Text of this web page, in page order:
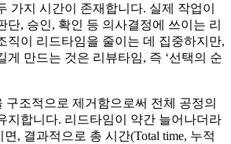
가지 시간이 존재합니다. 실제 작업이
단, 승인, 확인 등 의사결정에 쓰이는 리
직이 리드타임을 줄이는 데 집중하지만,
게 만드는 것은 리뷰타임, 즉 ‘선택의 순
구조적으로 제거함으로써 전체 공정의
지합니다. 리드타임이 약간 늘어나더라
, 결과적으로 총 시간(Total time, 누적